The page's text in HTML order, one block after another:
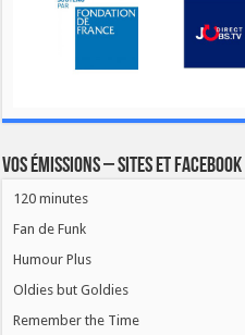
Vos émissions – Sites et Facebook
120 minutes
Fan de Funk
Humour Plus
Oldies but Goldies
Remember the Time